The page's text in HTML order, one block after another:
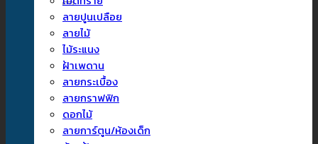
ลายปูนเปลือย
ลายไม้
ไม้ระแนง
ฝ้าเพดาน
ลายกระเบื้อง
ลายกราฟฟิก
ดอกไม้
ลายการ์ตูน/ห้องเด็ก